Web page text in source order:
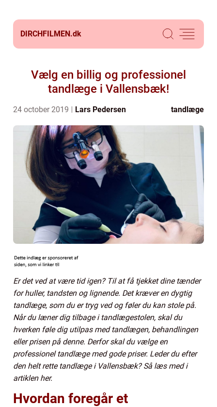
DIRCHFILMEN.dk
Vælg en billig og professionel
tandlæge i Vallensbæk!
24 october 2019 Lars Pedersen tandlæge
Er det ved at være tid igen? Til at få tjekket dine tænder
for huller, tandsten og lignende. Det kræver en dygtig
tandlæge, som du er tryg ved og føler du kan stole på.
Når du læner dig tilbage i tandlægestolen, skal du
hverken føle dig utilpas med tandlægen, behandlingen
eller prisen på denne. Derfor skal du vælge en
professionel tandlæge med gode priser. Leder du efter
den helt rette tandlæge i Vallensbæk? Så læs med i
artiklen her.
Hvordan foregår et